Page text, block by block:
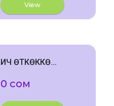
View
ИЧ ӨТКӨККӨ...
0 сом